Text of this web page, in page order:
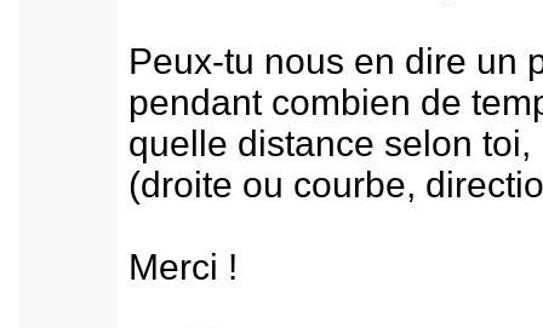
Peux-tu nous en dire un
pendant combien de
quelle distance selon
(droite ou courbe,
Merci !